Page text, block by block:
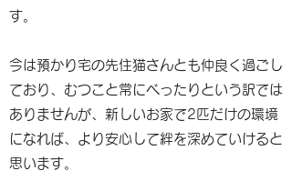
す。
今は預かり宅の先住猫さんとも仲良く過ごし
ており、むつこと常にべったりという訳では
ありませんが、新しいお家で2匹だけの環境
になれば、より安心して絆を深めていけると
思います。